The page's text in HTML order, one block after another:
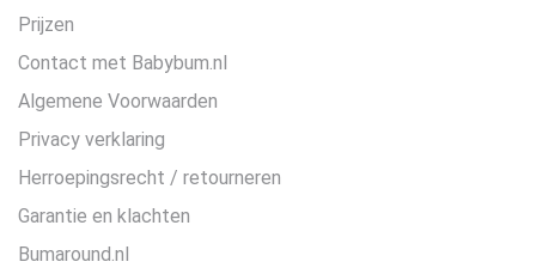
Prijzen
Contact met Babybum.nl
Algemene Voorwaarden
Privacy verklaring
Herroepingsrecht / retourneren
Garantie en klachten
Bumaround.nl